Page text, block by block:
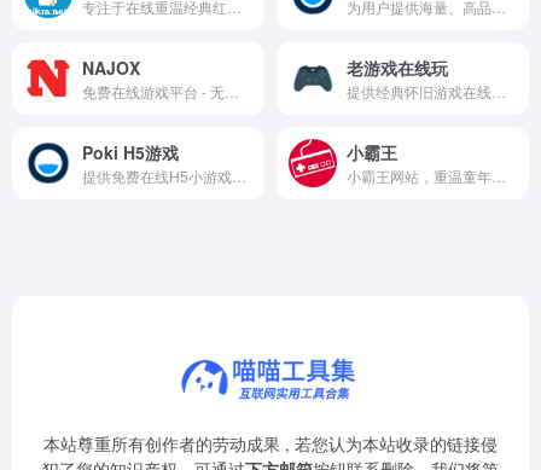
NAJOX 老游戏在线玩
Poki H5游戏 小霸王
本站尊重所有创作者的劳动成果 , 若您认为本站收录的链接侵